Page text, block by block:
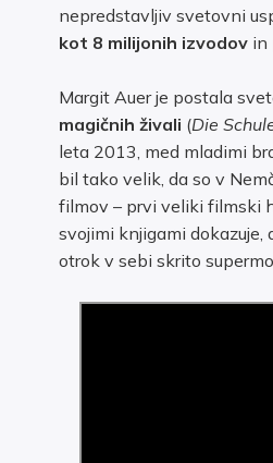
nepredstavljiv svetovni
kot 8 milijonih izvodov in
Margit Auer je postala
magičnih živali (Die
leta 2013, med mladimi
bil tako velik, da so v
filmov – prvi veliki filmski
svojimi knjigami
otrok v sebi skrito